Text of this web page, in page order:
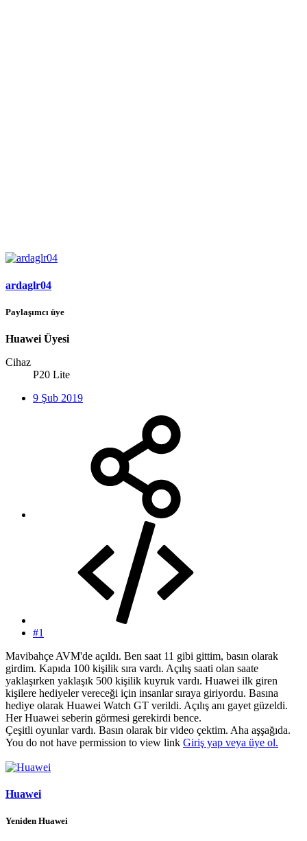
ardaglr04
Paylaşımcı üye
Huawei Üyesi
Cihaz
P20 Lite
9 Şub 2019
#1
Mavibahçe AVM'de açıldı. Ben saat 11 gibi gittim, basın olarak
girdim. Kapıda 100 kişilik sıra vardı. Açılış saati olan saate
yaklaşırken yaklaşık 500 kişilik kuyruk vardı. Huawei ilk giren
kişilere hediyeler vereceği için insanlar sıraya giriyordu. Basına
hediye olarak Huawei Watch GT verildi. Açılış anı gayet güzeldi.
Her Huawei seberin görmesi gerekirdi bence.
Çeşitli oyunlar vardı. Basın olarak bir video çektim. Aha aşşağıda.
You do not have permission to view link Giriş yap veya üye ol.
Huawei
Yeniden Huawei